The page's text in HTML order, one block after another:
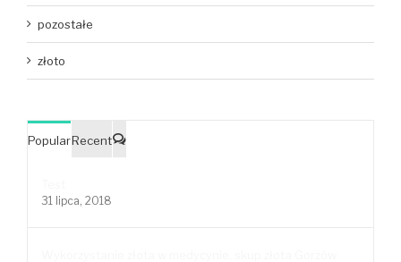
pozostałe
złoto
PopularRecent
31 lipca, 2018